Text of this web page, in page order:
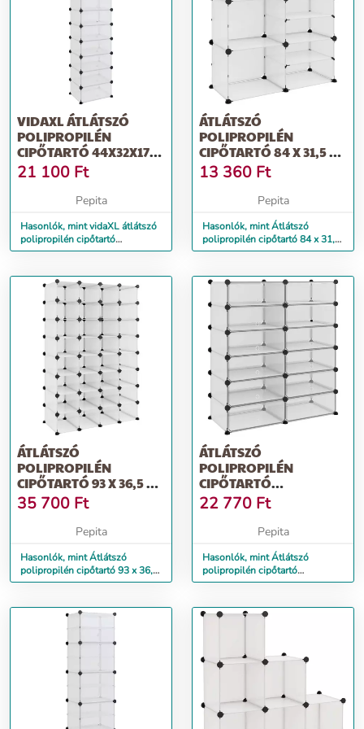
VIDAXL ÁTLÁTSZÓ
POLIPROPILÉN
CIPŐTARTÓ 44X32X174
CM
21 100 Ft
Pepita
Hasonlók, mint vidaXL átlátszó
polipropilén cipőtartó
44x32x174 cm
ÁTLÁTSZÓ
POLIPROPILÉN
CIPŐTARTÓ 84 X 31,5 X
93 CM
13 360 Ft
Pepita
Hasonlók, mint Átlátszó
polipropilén cipőtartó 84 x 31,5
x 93 cm
ÁTLÁTSZÓ
POLIPROPILÉN
CIPŐTARTÓ 93 X 36,5 X
140 CM
35 700 Ft
Pepita
Hasonlók, mint Átlátszó
polipropilén cipőtartó 93 x 36,5
x 140 cm
ÁTLÁTSZÓ
POLIPROPILÉN
CIPŐTARTÓ
94,5X36,5X106 CM
22 770 Ft
Pepita
Hasonlók, mint Átlátszó
polipropilén cipőtartó
94,5x36,5x106 cm